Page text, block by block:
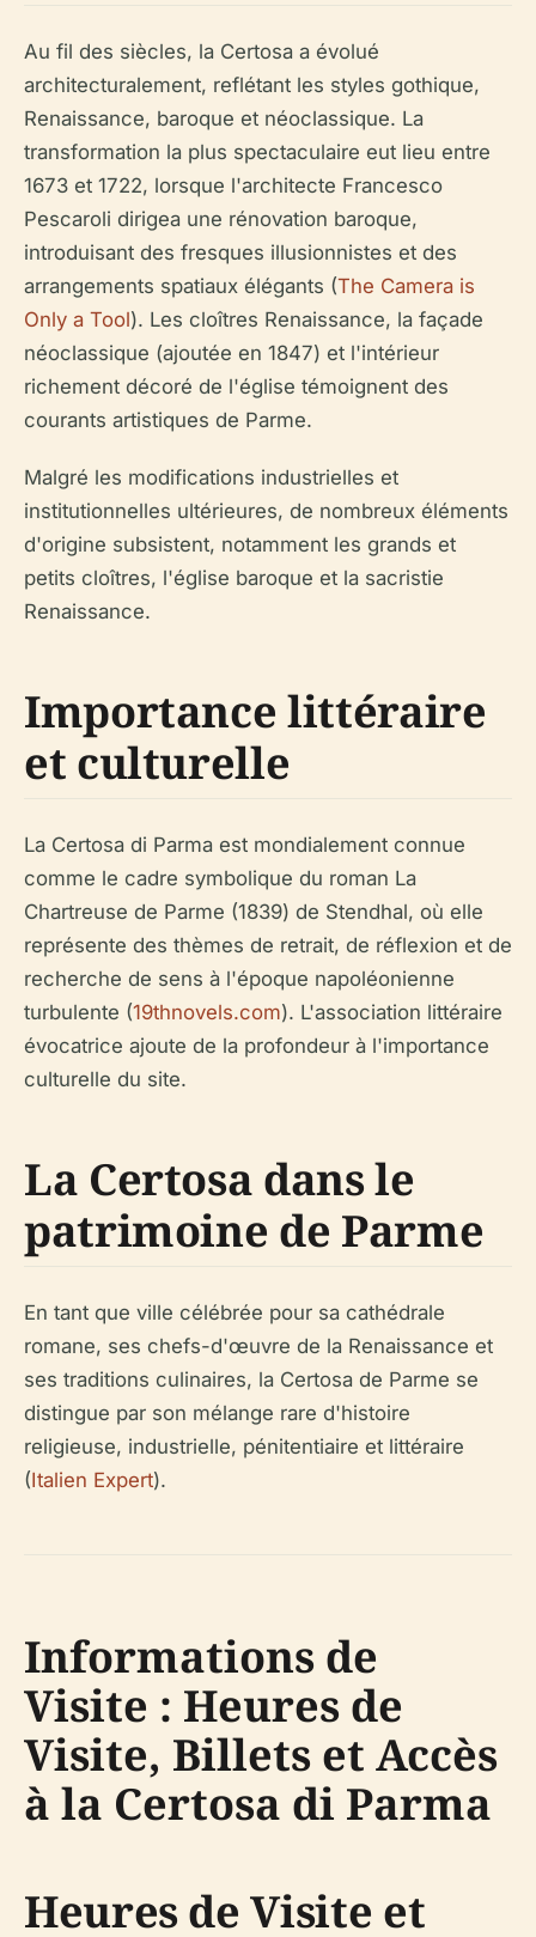
Au fil des siècles, la Certosa a évolué
architecturalement, reflétant les styles gothique,
Renaissance, baroque et néoclassique. La
transformation la plus spectaculaire eut lieu entre
1673 et 1722, lorsque l'architecte Francesco
Pescaroli dirigea une rénovation baroque,
introduisant des fresques illusionnistes et des
arrangements spatiaux élégants (The Camera is
Only a Tool). Les cloîtres Renaissance, la façade
néoclassique (ajoutée en 1847) et l'intérieur
richement décoré de l'église témoignent des
courants artistiques de Parme.
Malgré les modifications industrielles et
institutionnelles ultérieures, de nombreux éléments
d'origine subsistent, notamment les grands et
petits cloîtres, l'église baroque et la sacristie
Renaissance.
Importance littéraire
et culturelle
La Certosa di Parma est mondialement connue
comme le cadre symbolique du roman La
Chartreuse de Parme (1839) de Stendhal, où elle
représente des thèmes de retrait, de réflexion et de
recherche de sens à l'époque napoléonienne
turbulente (19thnovels.com). L'association littéraire
évocatrice ajoute de la profondeur à l'importance
culturelle du site.
La Certosa dans le
patrimoine de Parme
En tant que ville célébrée pour sa cathédrale
romane, ses chefs-d'œuvre de la Renaissance et
ses traditions culinaires, la Certosa de Parme se
distingue par son mélange rare d'histoire
religieuse, industrielle, pénitentiaire et littéraire
(Italien Expert).
Informations de
Visite : Heures de
Visite, Billets et Accès
à la Certosa di Parma
Heures de Visite et